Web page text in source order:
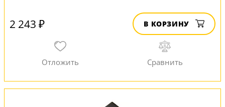
2 243 ₽ В КОРЗИНУ